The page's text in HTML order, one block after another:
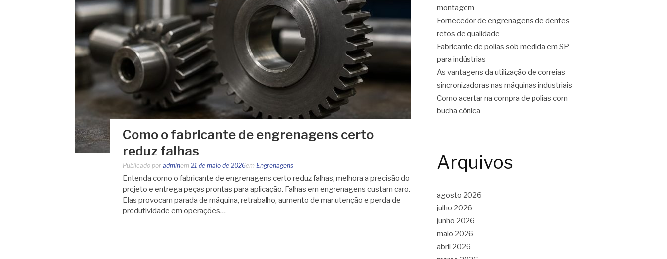
Como o fabricante de engrenagens certo
reduz falhas
Publicado por adminem 21 de maio de 2026em Engrenagens
Entenda como o fabricante de engrenagens certo reduz falhas, melhora a precisão do
projeto e entrega peças prontas para aplicação. Falhas em engrenagens custam caro.
Elas provocam parada de máquina, retrabalho, aumento de manutenção e perda de
produtividade em operações…
montagem
Fornecedor de engrenagens de dentes
retos de qualidade
Fabricante de polias sob medida em SP
para indústrias
As vantagens da utilização de correias
sincronizadoras nas máquinas industriais
Como acertar na compra de polias com
bucha cônica
Arquivos
agosto 2026
julho 2026
junho 2026
maio 2026
abril 2026